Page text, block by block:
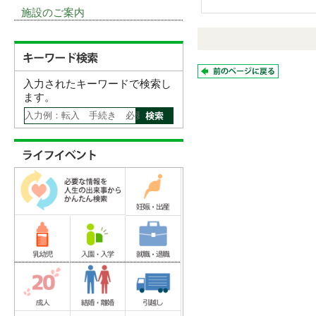
施設のご案内
入力されたキーワードで検索し
ます。